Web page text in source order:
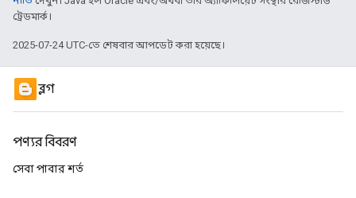
ট্রেডমার্ক।
2025-07-24 UTC-তে শেষবার আপডেট করা হয়েছে।
ব্লগ
পণ্যর বিবরণ
সেবা পাবার শর্ত